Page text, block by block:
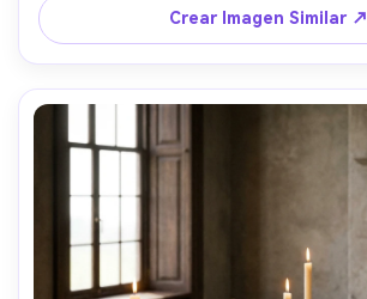
Crear Imagen Similar ↗